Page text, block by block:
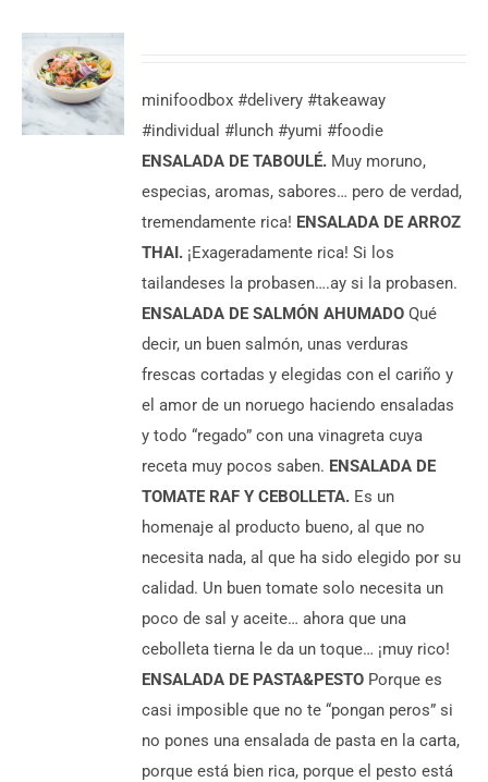
minifoodbox #delivery #takeaway
#individual #lunch #yumi #foodie
ENSALADA DE TABOULÉ. Muy moruno,
especias, aromas, sabores… pero de verdad,
tremendamente rica! ENSALADA DE ARROZ
THAI. ¡Exageradamente rica! Si los
tailandeses la probasen….ay si la probasen.
ENSALADA DE SALMÓN AHUMADO Qué
decir, un buen salmón, unas verduras
frescas cortadas y elegidas con el cariño y
el amor de un noruego haciendo ensaladas
y todo “regado” con una vinagreta cuya
receta muy pocos saben. ENSALADA DE
TOMATE RAF Y CEBOLLETA. Es un
homenaje al producto bueno, al que no
necesita nada, al que ha sido elegido por su
calidad. Un buen tomate solo necesita un
poco de sal y aceite… ahora que una
cebolleta tierna le da un toque… ¡muy rico!
ENSALADA DE PASTA&PESTO Porque es
casi imposible que no te “pongan peros” si
no pones una ensalada de pasta en la carta,
porque está bien rica, porque el pesto está